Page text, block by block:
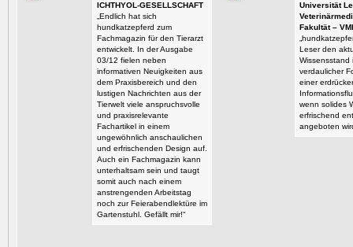
ICHTHYOL-GESELLSCHAFT
„Endlich hat sich
hundkatzepferd zum
Fachmagazin für den Tierarzt
entwickelt. In der Ausgabe
03/12 fielen neben
informativen Neuigkeiten aus
dem Praxisbereich und den
lustigen Nachrichten aus der
Tierwelt viele anspruchsvolle
und praxisrelevante
Fachartikel in einem
ungewöhnlich anschaulichen
und erfrischenden Design auf.
Auch ein Fachmagazin kann
unterhaltsam sein und taugt
somit auch nach einem
anstrengenden Arbeitstag
noch zur Feierabendlektüre im
Gartenstuhl. Gefällt mir!“
Universität
Fakultät –
Leser den
Wissensstand
verdaulicher
einer
wenn solides
erfrischend
angeboten